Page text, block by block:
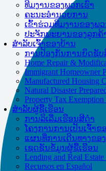
ທີມ​ງານ​ຂອງ​ພວກ​ເຮົາ
ຄະ​ນະ​ອໍາ​ນວຍ​ການ
ເຂົ້າຮ່ວມທີມງານຂອງພວ
ປະຈັກພະຍານຂອງລູກຄ້
ສໍາລັບເຈົ້າຂອງບ້ານ
ການປ້ອງກັນການຍຶດຊັບ
Home Repair &
Immigrant Homeowner
Manufactured Housing
Natural Disaster
Property Tax
ສໍາລັບຜູ້ຊື້ເຮືອນ
ການລິເລີ່ມເຮືອນສີດໍາ
ໂຄງການການເປັນເຈົ້າ
ແຜນທີ່ການເດີນທາງຂອ
ເຊດຊັນຂໍ້ມູນຜູ້ຊື້ເຮືອນ
Lending and Real
Recursos en Español